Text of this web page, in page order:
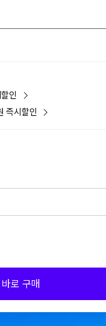
인
즉시할인
바로 구매